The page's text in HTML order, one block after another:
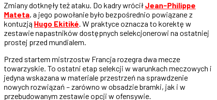
Zmiany dotknęły też ataku. Do kadry wrócił Jean-Philippe
Mateta, a jego powołanie było bezpośrednio powiązane z
kontuzją Hugo Ekitiké. W praktyce oznacza to korektę w
zestawie napastników dostępnych selekcjonerowi na ostatniej
prostej przed mundialem.
Przed startem mistrzostw Francja rozegra dwa mecze
towarzyskie. To ostatni etap selekcji w warunkach meczowych i
jedyna wskazana w materiale przestrzeń na sprawdzenie
nowych rozwiązań – zarówno w obsadzie bramki, jak i w
przebudowanym zestawie opcji w ofensywie.